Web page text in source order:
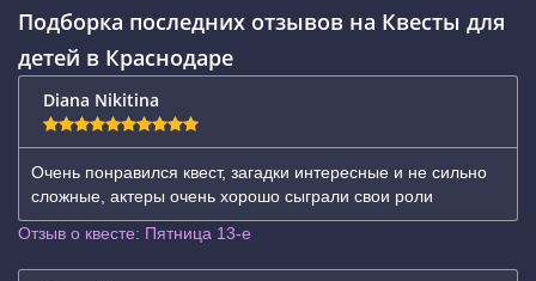
Подборка последних отзывов на Квесты для
детей в Краснодаре
Diana Nikitina
Очень понравился квест, загадки интересные и не сильно
сложные, актеры очень хорошо сыграли свои роли
Отзыв о квесте: Пятница 13-е